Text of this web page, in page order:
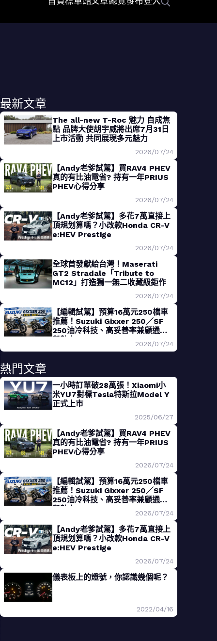
最新文章
The all-new T-Roc 魅力 自成焦
點 品牌大使胡宇威將出席7月31日
上市活動 共同展現多元魅力
2026/07/24
【Andy老爹試駕】買RAV4 PHEV
真的有比油電省? 持有一年PRIUS
PHEV心得分享
2026/07/24
【Andy老爹試駕】多花7萬直接上
頂規划算嗎？小改款Honda CR-V
e:HEV Prestige
2026/07/24
全球首發獻給台灣！Maserati
GT2 Stradale「Tribute to
MC12」打造獨一無二收藏級鉅作
2026/07/24
【編輯試駕】預算16萬元250檔車
推薦！Suzuki Gixxer 250／SF
250油冷科技、高妥善率兼顧通勤
與熱血
2026/07/24
熱門文章
一小時訂單破28萬張！Xiaomi小
米YU7對標Tesla特斯拉Model Y
正式上市
2025/06/27
【Andy老爹試駕】買RAV4 PHEV
真的有比油電省? 持有一年PRIUS
PHEV心得分享
2026/07/24
【編輯試駕】預算16萬元250檔車
推薦！Suzuki Gixxer 250／SF
250油冷科技、高妥善率兼顧通勤
與熱血
2026/07/24
【Andy老爹試駕】多花7萬直接上
頂規划算嗎？小改款Honda CR-V
e:HEV Prestige
2026/07/24
儀表板上的燈號，你認識幾個呢？
2022/04/16